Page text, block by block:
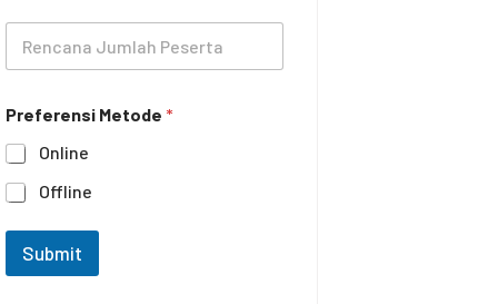
i
a
n
*
n
a
a
J
u
Preferensi Metode *
Online
Offline
Submit